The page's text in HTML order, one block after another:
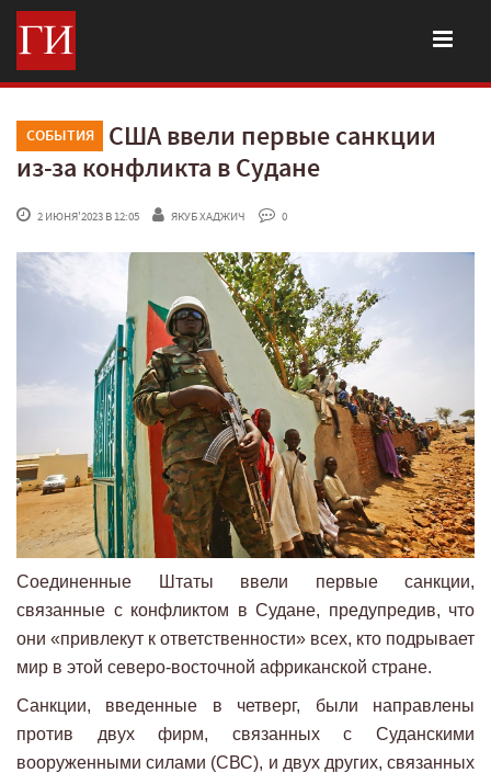
СОБЫТИЯ
США ввели первые санкции
из-за конфликта в Судане
2 ИЮНЯ'2023 В 12:05 ЯКУБ ХАДЖИЧ 0
Соединенные Штаты ввели первые санкции,
связанные с конфликтом в Судане, предупредив, что
они «привлекут к ответственности» всех, кто подрывает
мир в этой северо-восточной африканской стране.
Санкции, введенные в четверг, были направлены
против двух фирм, связанных с Суданскими
вооруженными силами (СВС), и двух других, связанных